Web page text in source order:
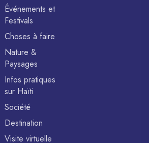
Événements et
Festivals
Choses à faire
Nature &
Paysages
Infos pratiques
sur Haïti
Société
Destination
Visite virtuelle